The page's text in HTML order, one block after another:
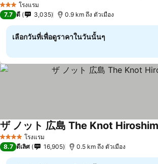
3 ดาว โรงแรม
7.7 ดี 3,035 0.9 km ถึง ตัวเมือง
เลือกวันที่เพื่อดูราคาในวันนั้นๆ
4 ดาว โรงแรม
ザ ノット 広島 The Knot
8.7 ดีเลิศ 16,905 0.5 km ถึง ตัวเมือง